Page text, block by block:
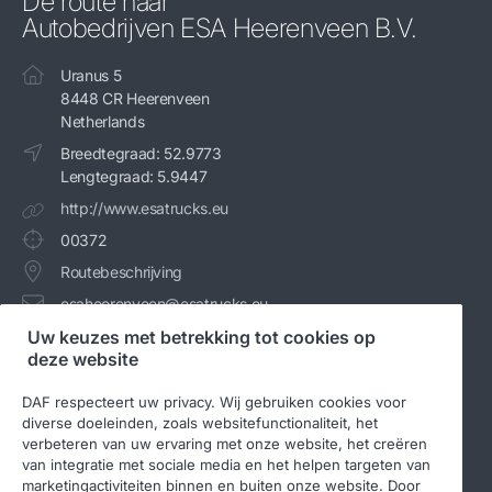
Autobedrijven ESA Heerenveen B.V.
Uranus 5
8448 CR Heerenveen
Netherlands
Breedtegraad: 52.9773
Lengtegraad: 5.9447
http://www.esatrucks.eu
00372
Routebeschrijving
esaheerenveen@esatrucks.eu
+31 513 203044
Uw keuzes met betrekking tot cookies op
deze website
DAF respecteert uw privacy. Wij gebruiken cookies voor
diverse doeleinden, zoals websitefunctionaliteit, het
verbeteren van uw ervaring met onze website, het creëren
van integratie met sociale media en het helpen targeten van
marketingactiviteiten binnen en buiten onze website. Door